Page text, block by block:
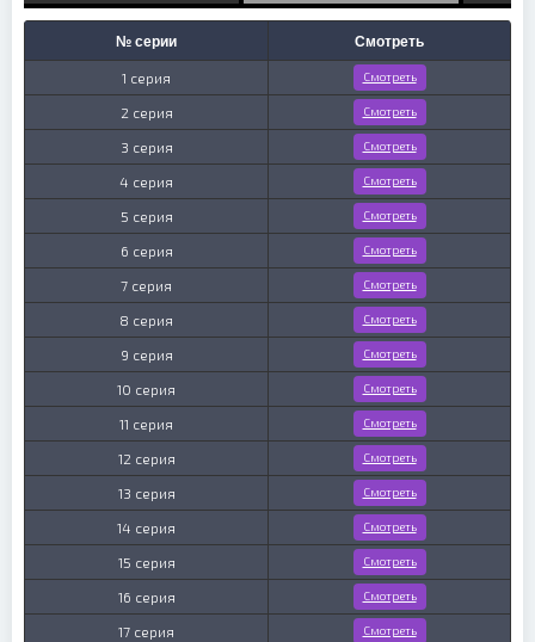
№ серии Смотреть
1 серия Смотреть
2 серия Смотреть
3 серия Смотреть
4 серия Смотреть
5 серия Смотреть
6 серия Смотреть
7 серия Смотреть
8 серия Смотреть
9 серия Смотреть
10 серия Смотреть
11 серия Смотреть
12 серия Смотреть
13 серия Смотреть
14 серия Смотреть
15 серия Смотреть
16 серия Смотреть
17 серия Смотреть